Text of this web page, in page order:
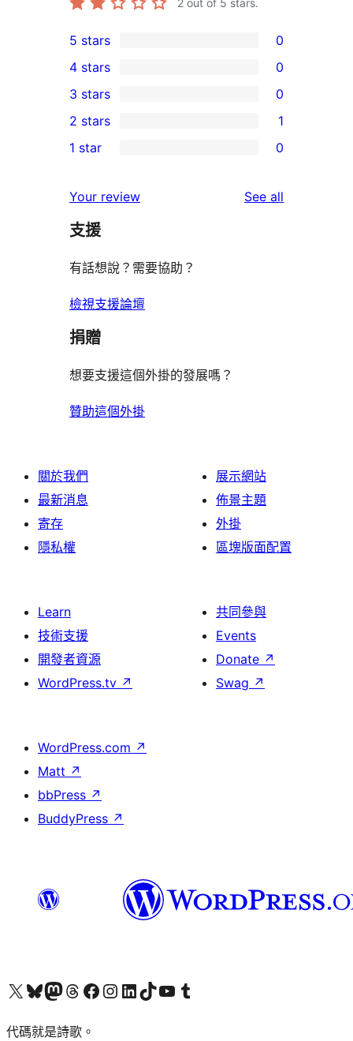
2 out of 5 stars.
0
5-
star
reviews
5 stars 0
4-
star
reviews
4 stars 0
0
3-
star
3 stars 0
2-
review
2 stars 1
star
reviews
1 star 0
Your review See all
支援
有話想說？需要協助？
檢視支援論壇
捐贈
想要支援這個外掛的發展嗎？
贊助這個外掛
關於我們
最新消息
寄存
隱私權
展示網站
佈景主題
外掛
區塊版面配置
Learn
技術支援
開發者資源
WordPress.tv ↗
共同參與
Events
Donate ↗
Swag ↗
WordPress.com ↗
Matt ↗
bbPress ↗
BuddyPress ↗
Visit our X (formerly Twitter) account
Visit our Bluesky account
Visit our Mastodon account
Visit our Threads account
訪問我們的 Facebook 專頁Visit our Instagram account
Visit our LinkedIn account
Visit our TikTok account
Visit our YouTube channel
Visit our Tumblr account
代碼就是詩歌。